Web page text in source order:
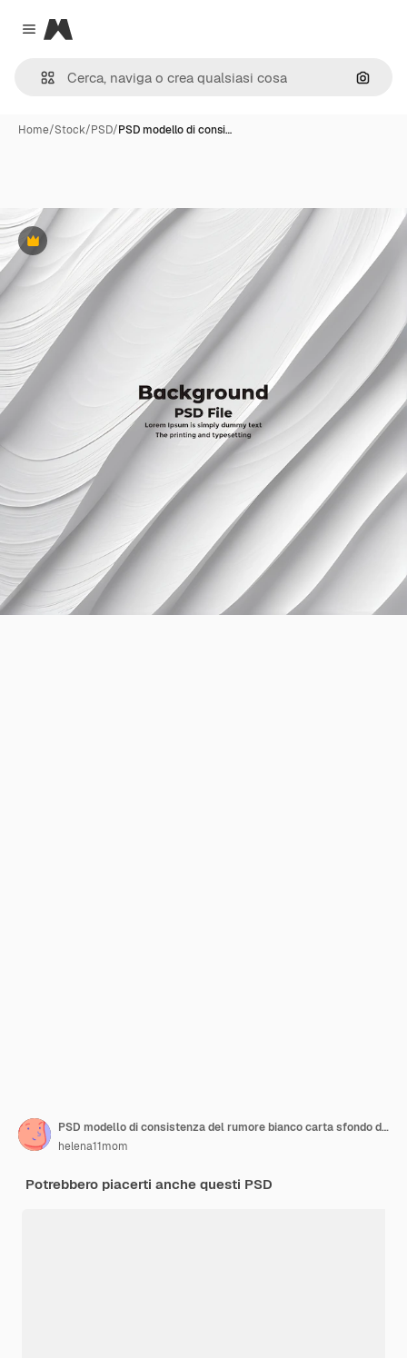
Close menu
Magnific
Cerca
Home/Stock/PSD/PSD modello di consi…
Premium
PSD modello di consistenza del rumore bianco carta sfondo di consistenza bianca
helena11mom
Potrebbero piacerti anche questi PSD